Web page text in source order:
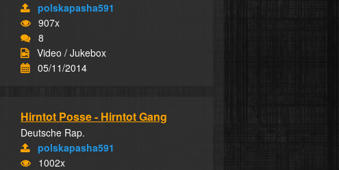
polskapasha591
907x
8
Video / Jukebox
05/11/2014
Hirntot Posse - Hirntot Gang
Deutsche Rap.
polskapasha591
1002x